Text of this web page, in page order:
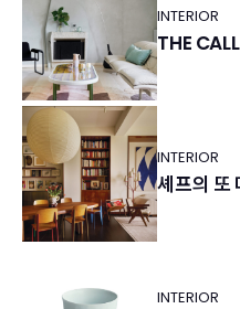
INTERIOR
THE
INTERIOR
셰프의 또
INTERIOR